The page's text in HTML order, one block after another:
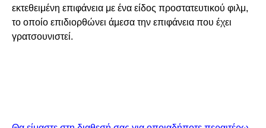
εκτεθειμένη επιφάνεια με ένα είδος προστατευτικού φιλμ,
το οποίο επιδιορθώνει άμεσα την επιφάνεια που έχει
γρατσουνιστεί.